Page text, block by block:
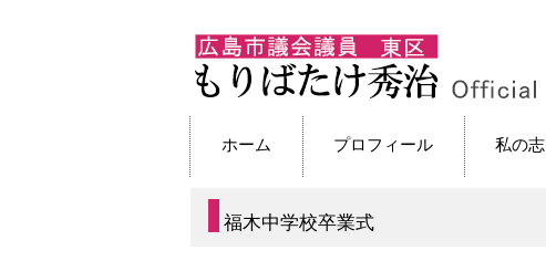
ホーム プロフィール 私の志
福木中学校卒業式